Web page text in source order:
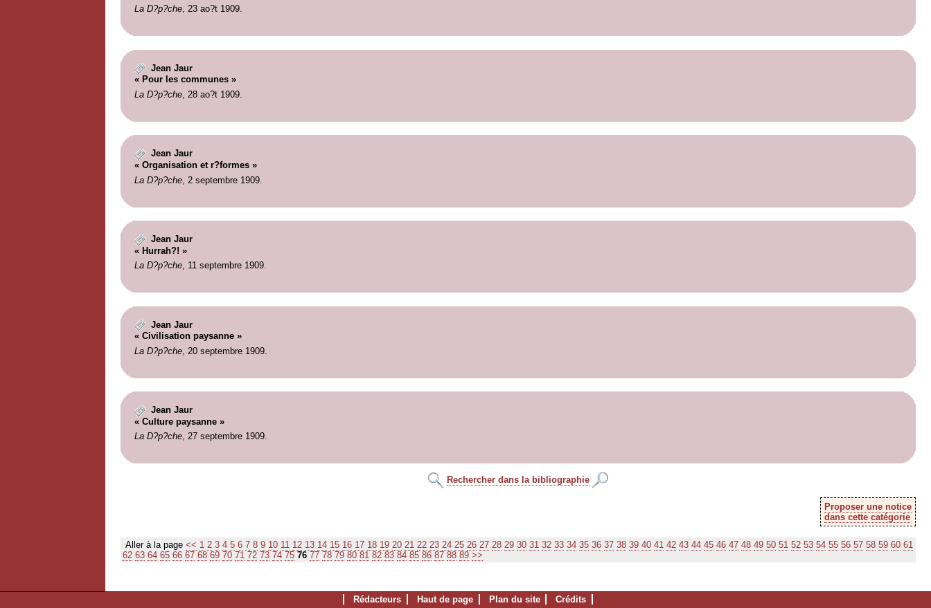
La D?p?che, 23 ao?t 1909.
Jean Jaur
« Pour les communes »
La D?p?che, 28 ao?t 1909.
Jean Jaur
« Organisation et r?formes »
La D?p?che, 2 septembre 1909.
Jean Jaur
« Hurrah?! »
La D?p?che, 11 septembre 1909.
Jean Jaur
« Civilisation paysanne »
La D?p?che, 20 septembre 1909.
Jean Jaur
« Culture paysanne »
La D?p?che, 27 septembre 1909.
Rechercher dans la bibliographie
Proposer une notice
dans cette catégorie
Aller à la page << 1 2 3 4 5 6 7 8 9 10 11 12 13 14 15 16 17 18 19 20 21 22 23 24 25 26 27 28 29 30 31 32 33 34 35 36 37 38 39 40 41 42 43 44 45 46 47 48 49 50 51 52 53 54 55 56 57 58 59 60 61
62 63 64 65 66 67 68 69 70 71 72 73 74 75 76 77 78 79 80 81 82 83 84 85 86 87 88 89 >>
Rédacteurs Haut de page Plan du site Crédits